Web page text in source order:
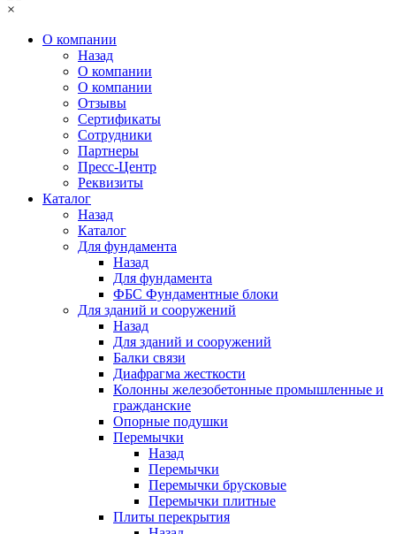
×
О компании
Назад
О компании
О компании
Отзывы
Сертификаты
Сотрудники
Партнеры
Пресс-Центр
Реквизиты
Каталог
Назад
Каталог
Для фундамента
Назад
Для фундамента
ФБС Фундаментные блоки
Для зданий и сооружений
Назад
Для зданий и сооружений
Балки связи
Диафрагма жесткости
Колонны железобетонные промышленные и
гражданские
Опорные подушки
Перемычки
Назад
Перемычки
Перемычки брусковые
Перемычки плитные
Плиты перекрытия